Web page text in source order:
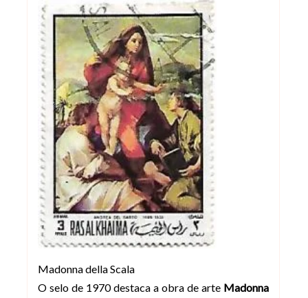
Madonna della Scala
O selo de 1970 destaca a obra de arte Madonna